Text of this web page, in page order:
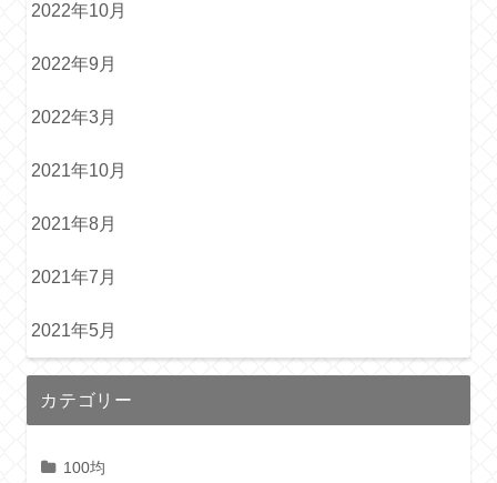
2022年10月
2022年9月
2022年3月
2021年10月
2021年8月
2021年7月
2021年5月
カテゴリー
100均